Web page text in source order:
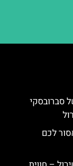
סברובסקי
לכם